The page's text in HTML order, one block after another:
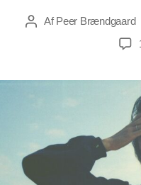
Indlægsforfatter
AfPeer Brændgaard